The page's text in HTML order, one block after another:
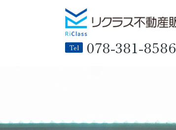
Tel 078-381-8586